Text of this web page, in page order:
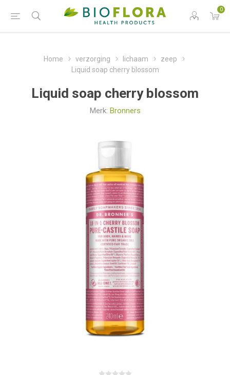
0
Home verzorging lichaam
zeep
Liquid soap cherry blossom
Liquid soap cherry blossom
Merk: Bronners